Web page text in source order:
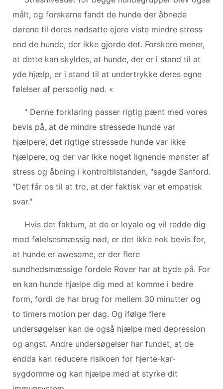
målt, og forskerne fandt de hunde der åbnede
dørene til deres nødsatte ejere viste mindre stress
end de hunde, der ikke gjorde det. Forskere mener,
at dette kan skyldes, at hunde, der er i stand til at
yde hjælp, er i stand til at undertrykke deres egne
følelser af personlig nød. «
" Denne forklaring passer rigtig pænt med vores
bevis på, at de mindre stressede hunde var
hjælpere, det rigtige stressede hunde var ikke
hjælpere, og der var ikke noget lignende mønster af
stress og åbning i kontroltilstanden, "sagde Sanford.
"Det får os til at tro, at der faktisk var et empatisk
svar."
Hvis det faktum, at de er loyale og vil redde dig
mod følelsesmæssig nød, er det ikke nok bevis for,
at hunde er awesome, er der flere
sundhedsmæssige fordele Rover har at byde på. For
en kan hunde hjælpe dig med at komme i bedre
form, fordi de har brug for mellem 30 minutter og
to timers motion per dag. Og ifølge flere
undersøgelser kan de også hjælpe med depression
og angst. Andre undersøgelser har fundet, at de
endda kan reducere risikoen for hjerte-kar-
sygdomme og kan hjælpe med at styrke dit